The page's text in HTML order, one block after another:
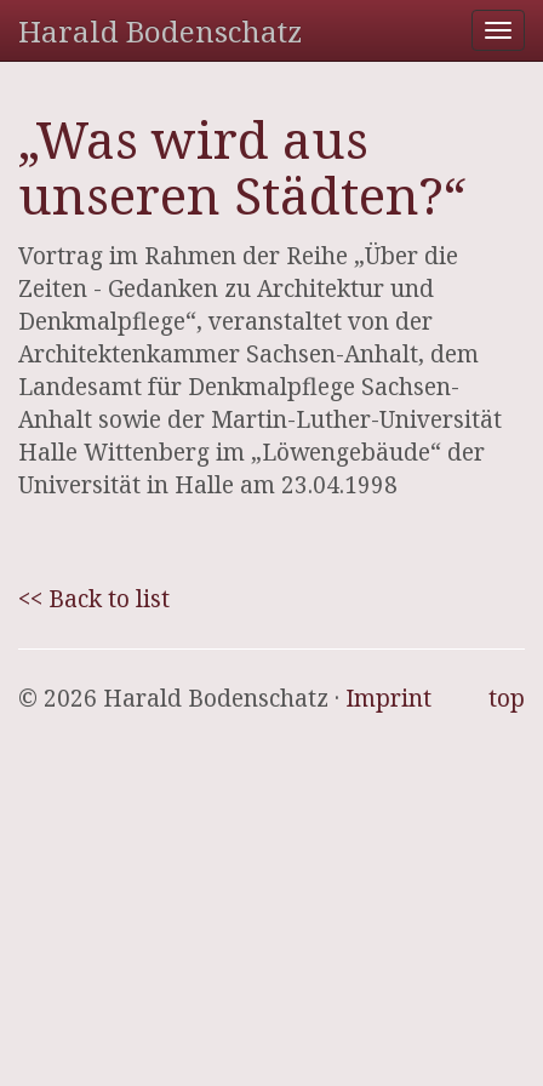
Harald Bodenschatz
„Was wird aus
unseren Städten?“
Vortrag im Rahmen der Reihe „Über die
Zeiten - Gedanken zu Architektur und
Denkmalpflege“, veranstaltet von der
Architektenkammer Sachsen-Anhalt, dem
Landesamt für Denkmalpflege Sachsen-
Anhalt sowie der Martin-Luther-Universität
Halle Wittenberg im „Löwengebäude“ der
Universität in Halle am 23.04.1998
<< Back to list
top
© 2026 Harald Bodenschatz · Imprint